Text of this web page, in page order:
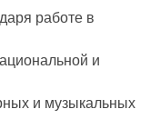
работе в
и
и музыкальных